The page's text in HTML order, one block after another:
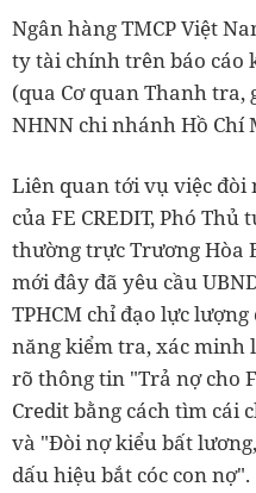
Ngân hàng TMCP Việt
ty tài chính trên báo cáo
(qua Cơ quan Thanh tra,
NHNN chi nhánh Hồ Chí
Liên quan tới vụ việc đòi
của FE CREDIT, Phó Thủ
thường trực Trương Hòa
mới đây đã yêu cầu
TPHCM chỉ đạo lực lượng
năng kiểm tra, xác minh
rõ thông tin "Trả nợ cho
Credit bằng cách tìm cái
và "Đòi nợ kiểu bất
dấu hiệu bắt cóc con nợ".